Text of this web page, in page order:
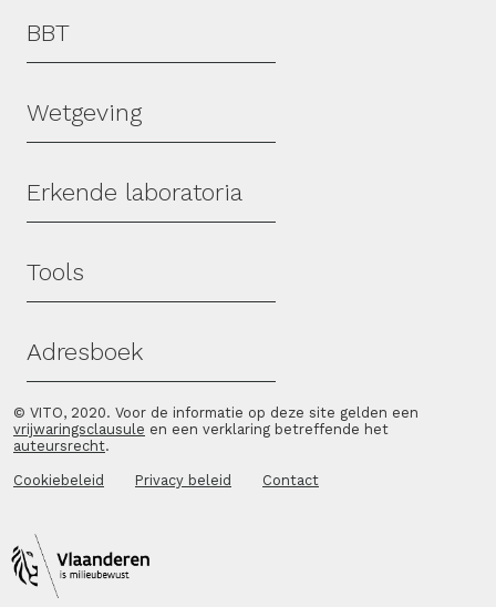
Hoofdmenu
BBT
Wetgeving
Erkende laboratoria
Tools
Adresboek
© VITO, 2020. Voor de informatie op deze site gelden een
vrijwaringsclausule en een verklaring betreffende het
auteursrecht.
Cookiebeleid Privacy beleid Contact